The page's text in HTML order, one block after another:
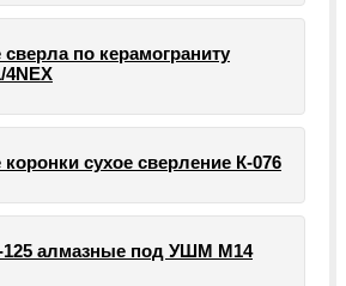
по керамограниту
сухое сверление К-076
125 алмазные под УШМ М14